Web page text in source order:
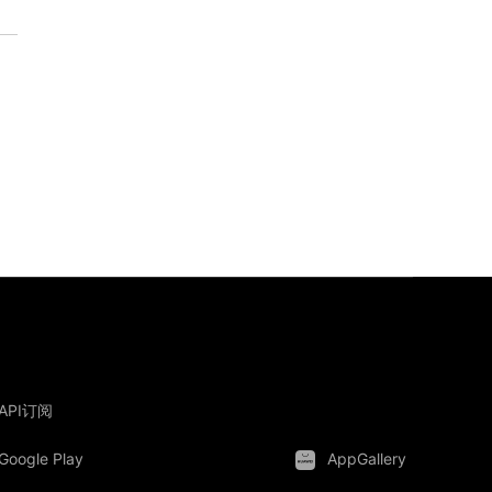
API订阅
Google Play AppGallery